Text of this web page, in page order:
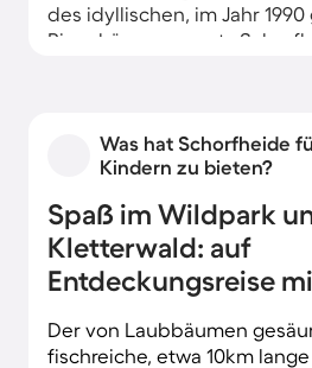
des idyllischen, im Jahr
Biosphärenreservats
Was hat Schorfheide
Kindern zu bieten?
Spaß im Wildpark
Kletterwald: auf
Entdeckungsreise
Der von Laubbäumen
fischreiche, etwa 10km